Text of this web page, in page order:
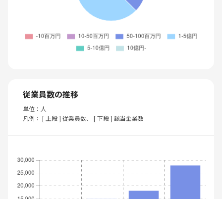
従業員数の推移
単位：人
凡例： [ 上段 ] 従業員数、 [ 下段 ] 該当企業数